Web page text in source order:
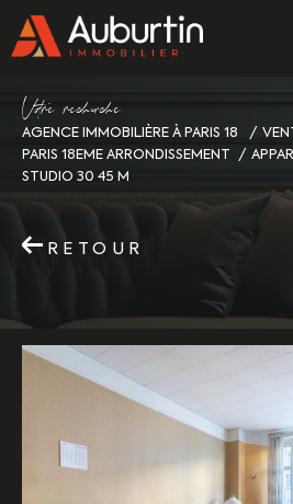
Vore recece
AGENCE IMMOBILIÈRE À PARIS 18
PARIS 18EME ARRONDISSEMENT
STUDIO 30 45 M
RETOUR